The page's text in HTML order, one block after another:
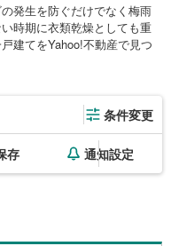
発生を防ぐだけでなく梅雨
時期に衣類乾燥としても重
建てをYahoo!不動産で見つ
条件変更
存 通知設定